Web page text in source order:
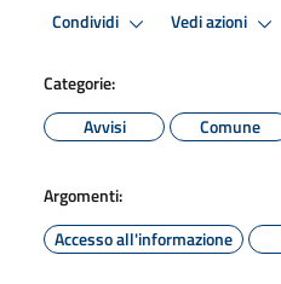
Condividi Vedi azioni
Categorie:
Avvisi
Comune
Argomenti:
Accesso all'informazione